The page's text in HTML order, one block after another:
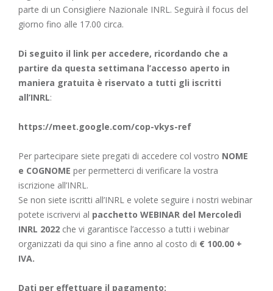
parte di un Consigliere Nazionale INRL. Seguirà il focus del
giorno fino alle 17.00 circa.
Di seguito il link per accedere, ricordando che a
partire da questa settimana l’accesso aperto in
maniera gratuita è riservato a tutti gli iscritti
all’INRL:
https://meet.google.com/cop-vkys-ref
Per partecipare siete pregati di accedere col vostro NOME
e COGNOME per permetterci di verificare la vostra
iscrizione all’INRL.
Se non siete iscritti all’INRL e volete seguire i nostri webinar
potete iscrivervi al pacchetto WEBINAR del Mercoledì
INRL 2022 che vi garantisce l’accesso a tutti i webinar
organizzati da qui sino a fine anno al costo di € 100.00 +
IVA.
Dati per effettuare il pagamento: